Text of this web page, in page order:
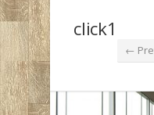
click1
←